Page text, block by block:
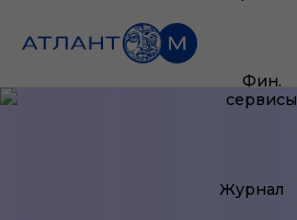
Фин.
сервисы
Журнал